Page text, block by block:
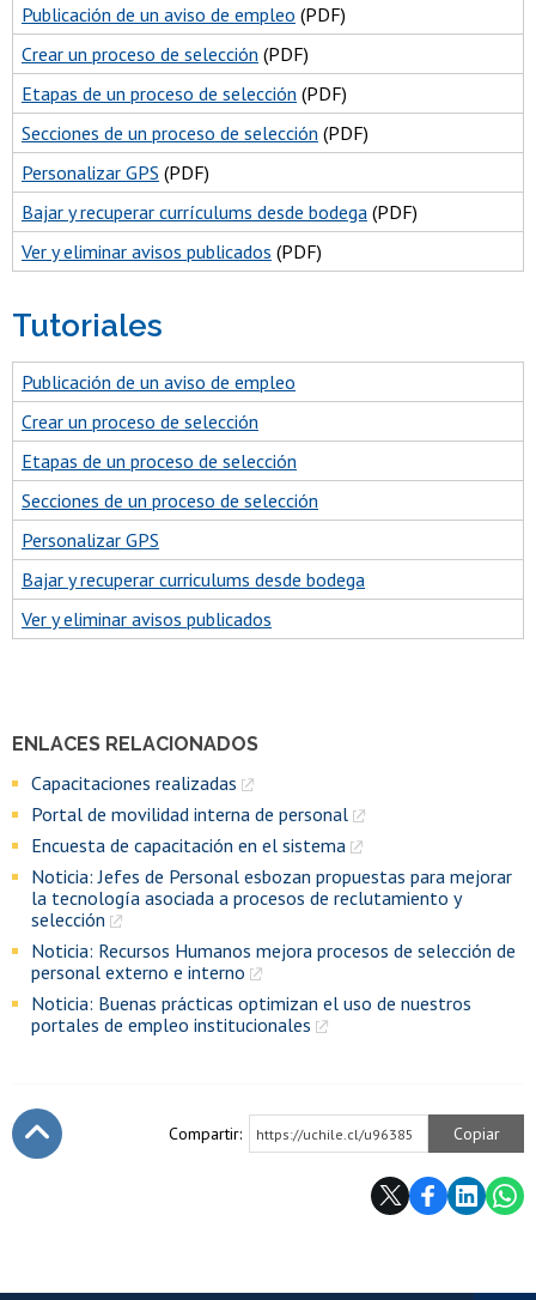
ENLACES RELACIONADOS
Capacitaciones realizadas
Portal de movilidad interna de personal
Encuesta de capacitación en el sistema
Noticia: Jefes de Personal esbozan propuestas para mejorar
la tecnología asociada a procesos de reclutamiento y
selección
Noticia: Recursos Humanos mejora procesos de selección de
personal externo e interno
Noticia: Buenas prácticas optimizan el uso de nuestros
portales de empleo institucionales
Publicación de un aviso de empleo (PDF)
Crear un proceso de selección (PDF)
Etapas de un proceso de selección (PDF)
Secciones de un proceso de selección (PDF)
Personalizar GPS (PDF)
Bajar y recuperar currículums desde bodega (PDF)
Ver y eliminar avisos publicados (PDF)
Tutoriales
Publicación de un aviso de empleo
Crear un proceso de selección
Etapas de un proceso de selección
Secciones de un proceso de selección
Personalizar GPS
Bajar y recuperar curriculums desde bodega
Ver y eliminar avisos publicados
Compartir: https://uchile.cl/u96385 Copiar